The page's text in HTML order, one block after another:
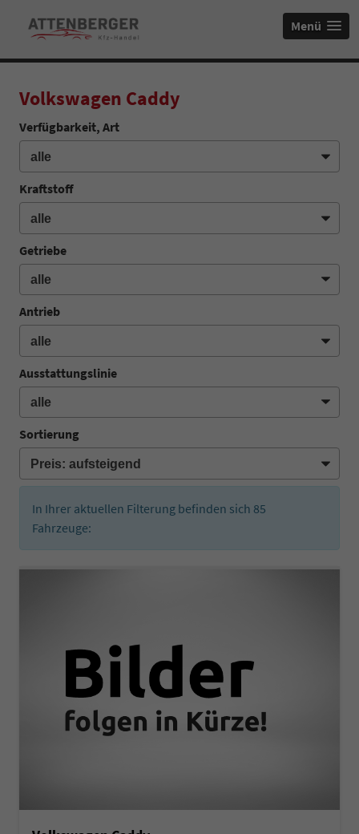
Menü
Volkswagen Caddy
Verfügbarkeit, Art
Kraftstoff
Getriebe
Antrieb
Ausstattungslinie
Sortierung
In Ihrer aktuellen Filterung befinden sich 85
Fahrzeuge: